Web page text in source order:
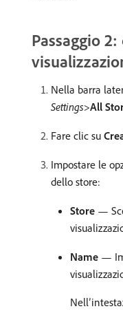
Passaggio
Nella barra
Settings>All
Fare clic su
Impostare le
dello store:
Store —
Name —